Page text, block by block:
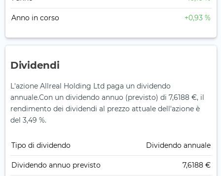
Anno in corso +0,93 %
Dividendi
L'azione Allreal Holding Ltd paga un dividendo
annuale.Con un dividendo annuo (previsto) di 7,6188 €, il
rendimento dei dividendi al prezzo attuale dell'azione è
del 3,49 %.
Tipo di dividendo Dividendo annuale
Dividendo annuo previsto 7,6188 €